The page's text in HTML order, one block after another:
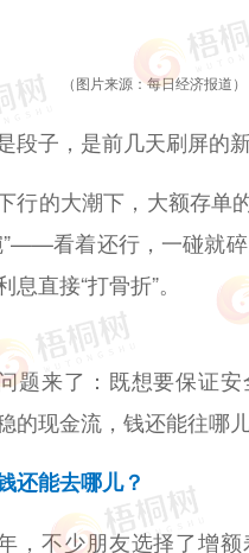
（图片来源：每日经济报道）
段子，是前几天刷屏的新
行的大潮下，大额存单
”——看着还行，一碰就
直接“打骨折”。
题来了：既想要保证安
的现金流，钱还能往哪
还能去哪儿？
，不少朋友选择了增